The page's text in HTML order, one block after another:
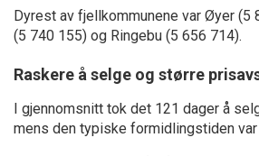
Dyrest av fjellkommunene var Øyer (5
(5 740 155) og Ringebu (5 656 714).
Raskere å selge og større
I gjennomsnitt tok det 121 dager å
mens den typiske formidlingstiden var